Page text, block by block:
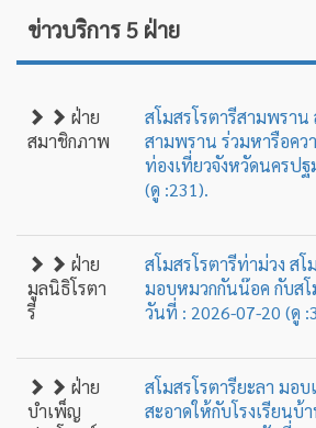
สมาชิกภาพ
สามพราน ร่วมหารือควา
ท่องเที่ยวจังหวัดนครป
(ดู :231).
ฝ่าย
มูลนิธิโรตา
รี
สโมสรโรตารีท่าม่วง สโ
มอบหมวกกันน๊อค กับสโ
วันที่ : 2026-07-20 (ดู
ฝ่าย
บำเพ็ญ
ประโยชน์
สโมสรโรตารียะลา มอ
สะอาดให้กับโรงเรียนบ้
กรกฎาคม 2569 วันที่ :